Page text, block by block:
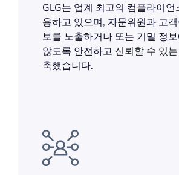
GLG는 업계 최고의 컴플라이
용하고 있으며, 자문위원과 고
보를 노출하거나 또는 기밀 정
않도록 안전하고 신뢰할 수 있
축했습니다.